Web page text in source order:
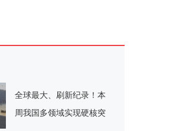
全球最大、刷新纪录！本
周我国多领域实现硬核突